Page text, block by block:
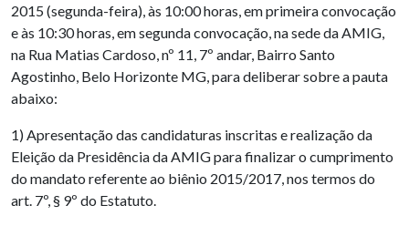
2015 (segunda-feira), às 10:00 horas, em primeira convocação
e às 10:30 horas, em segunda convocação, na sede da AMIG,
na Rua Matias Cardoso, nº 11, 7º andar, Bairro Santo
Agostinho, Belo Horizonte MG, para deliberar sobre a pauta
abaixo:
1) Apresentação das candidaturas inscritas e realização da
Eleição da Presidência da AMIG para finalizar o cumprimento
do mandato referente ao biênio 2015/2017, nos termos do
art. 7º, § 9º do Estatuto.